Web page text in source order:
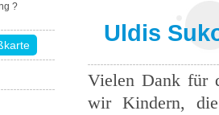
?
Uldis
Vielen Dank für
wir Kindern,